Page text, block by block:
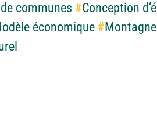
communes #Conception
économique#Montagne